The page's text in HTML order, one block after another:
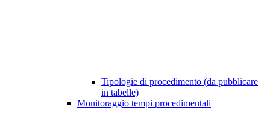
Tipologie di procedimento (da pubblicare
in tabelle)
Monitoraggio tempi procedimentali